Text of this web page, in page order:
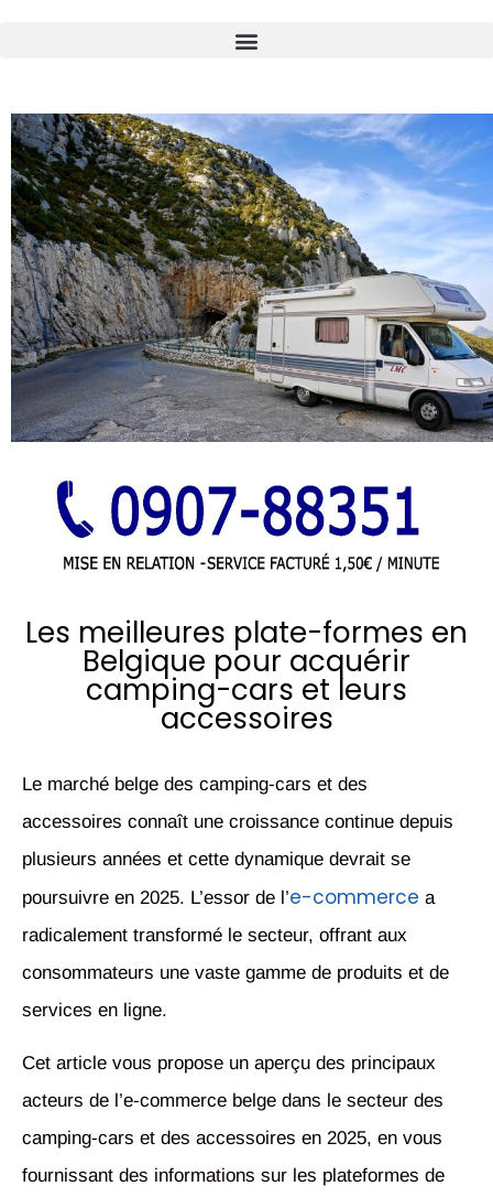
Les meilleures plate-formes en
Belgique pour acquérir
camping-cars et leurs
accessoires
Le marché belge des camping-cars et des
accessoires connaît une croissance continue depuis
plusieurs années et cette dynamique devrait se
poursuivre en 2025. L’essor de l’e-commerce a
radicalement transformé le secteur, offrant aux
consommateurs une vaste gamme de produits et de
services en ligne.
Cet article vous propose un aperçu des principaux
acteurs de l’e-commerce belge dans le secteur des
camping-cars et des accessoires en 2025, en vous
fournissant des informations sur les plateformes de